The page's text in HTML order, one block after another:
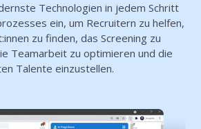
Technologien in jedem Schritt
ein, um Recruitern zu helfen,
zu finden, das Screening zu
Teamarbeit zu optimieren und die
Talente einzustellen.